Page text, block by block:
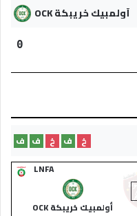
أولمبيك خريبكة OCK
0
خ ف خ ف ف
LNFA
أولمبيك خريبكة OCK